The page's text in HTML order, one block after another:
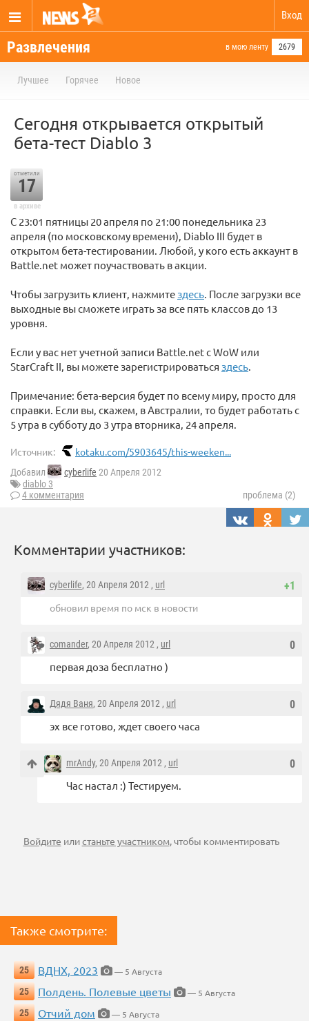
Вход
Развлечения в мою ленту 2679
Лучшее Горячее Новое
Сегодня открывается открытый
бета-тест Diablo 3
отметили
17
в архиве
С 23:01 пятницы 20 апреля по 21:00 понедельника 23
апреля (по московскому времени), Diablo III будет в
открытом бета-тестировании. Любой, у кого есть аккаунт в
Battle.net может поучаствовать в акции.
Чтобы загрузить клиент, нажмите здесь. После загрузки все
выходные вы сможете играть за все пять классов до 13
уровня.
Если у вас нет учетной записи Battle.net с WoW или
StarCraft II, вы можете зарегистрироваться здесь.
Примечание: бета-версия будет по всему миру, просто для
справки. Если вы, скажем, в Австралии, то будет работать с
5 утра в субботу до 3 утра вторника, 24 апреля.
Источник: kotaku.com/5903645/this-weeken...
Добавил cyberlife 20 Апреля 2012
diablo 3
4 комментария
проблема (2)
Комментарии участников:
+1
cyberlife, 20 Апреля 2012 , url
обновил время по мск в новости
0
comander, 20 Апреля 2012 , url
первая доза бесплатно )
0
Дядя Ваня, 20 Апреля 2012 , url
эх все готово, ждет своего часа
0
mrAndy, 20 Апреля 2012 , url
Час настал :) Тестируем.
Войдите илистаньте участником, чтобы комментировать
Также смотрите:
25 ВДНХ, 2023
— 5 Августа
25
Полдень. Полевые цветы
— 5 Августа
25
Отчий дом
— 5 Августа